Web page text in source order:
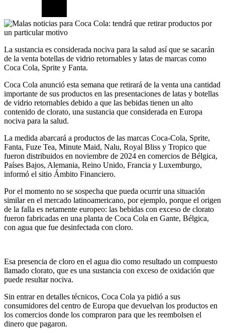
La sustancia es considerada nociva para la salud así que se sacarán
de la venta botellas de vidrio retornables y latas de marcas como
Coca Cola, Sprite y Fanta.
Coca Cola anunció esta semana que retirará de la venta una cantidad
importante de sus productos en las presentaciones de latas y botellas
de vidrio retornables debido a que las bebidas tienen un alto
contenido de clorato, una sustancia que considerada en Europa
nociva para la salud.
La medida abarcará a productos de las marcas Coca-Cola, Sprite,
Fanta, Fuze Tea, Minute Maid, Nalu, Royal Bliss y Tropico que
fueron distribuidos en noviembre de 2024 en comercios de Bélgica,
Países Bajos, Alemania, Reino Unido, Francia y Luxemburgo,
informó el sitio Ámbito Financiero.
Por el momento no se sospecha que pueda ocurrir una situación
similar en el mercado latinoamericano, por ejemplo, porque el origen
de la falla es netamente europeo: las bebidas con exceso de clorato
fueron fabricadas en una planta de Coca Cola en Gante, Bélgica,
con agua que fue desinfectada con cloro.
Esa presencia de cloro en el agua dio como resultado un compuesto
llamado clorato, que es una sustancia con exceso de oxidación que
puede resultar nociva.
Sin entrar en detalles técnicos, Coca Cola ya pidió a sus
consumidores del centro de Europa que devuelvan los productos en
los comercios donde los compraron para que les reembolsen el
dinero que pagaron.